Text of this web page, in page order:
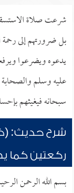
شرعت صلاة
بل ضرورتهم إلى رحمة
يدعوه ويضرعوا
عليه وسلم والصحابة
سبحانه فيغيثهم
شرح حديث:
ركعتين كما
بسم الله الرحمن